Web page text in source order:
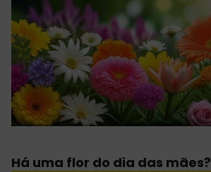
Há uma flor do dia das mães?